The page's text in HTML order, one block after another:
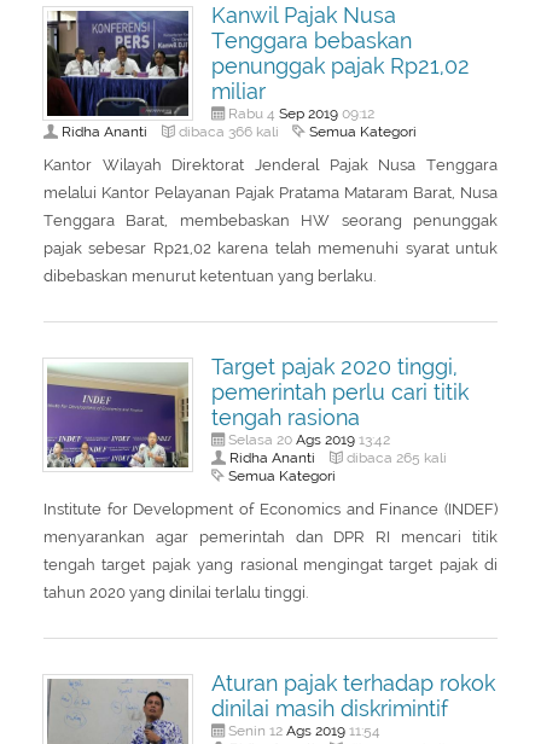
Kanwil Pajak Nusa
Tenggara bebaskan
penunggak pajak Rp21,02
miliar
Rabu 4 Sep 201909:12
Ridha Ananti dibaca 366 kali Semua Kategori
Kantor Wilayah Direktorat Jenderal Pajak Nusa Tenggara
melalui Kantor Pelayanan Pajak Pratama Mataram Barat, Nusa
Tenggara Barat, membebaskan HW seorang penunggak
pajak sebesar Rp21,02 karena telah memenuhi syarat untuk
dibebaskan menurut ketentuan yang berlaku.
Target pajak 2020 tinggi,
pemerintah perlu cari titik
tengah rasiona
Selasa 20 Ags 201913:42
Ridha Ananti dibaca 265 kali
Semua Kategori
Institute for Development of Economics and Finance (INDEF)
menyarankan agar pemerintah dan DPR RI mencari titik
tengah target pajak yang rasional mengingat target pajak di
tahun 2020 yang dinilai terlalu tinggi.
Aturan pajak terhadap rokok
dinilai masih diskrimintif
Senin 12 Ags 201911:54